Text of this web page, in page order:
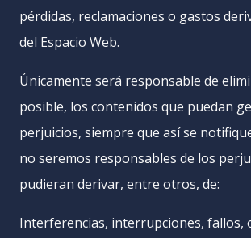
pérdidas, reclamaciones o gastos
del Espacio Web.
Únicamente será responsable de
posible, los contenidos que puedan
perjuicios, siempre que así se
no seremos responsables de los
pudieran derivar, entre otros, de:
Interferencias, interrupciones, fallos,